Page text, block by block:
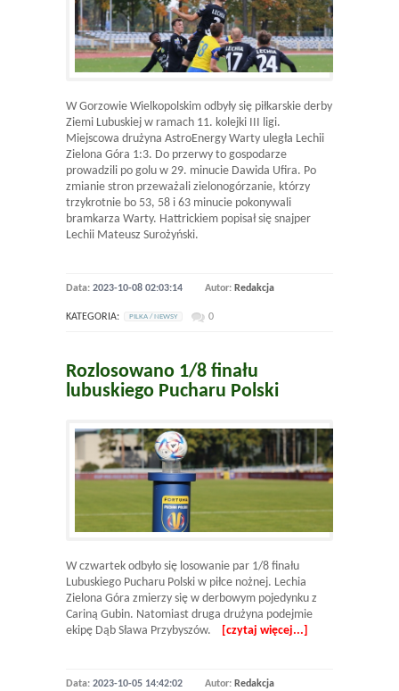
W Gorzowie Wielkopolskim odbyły się piłkarskie derby
Ziemi Lubuskiej w ramach 11. kolejki III ligi.
Miejscowa drużyna AstroEnergy Warty uległa Lechii
Zielona Góra 1:3. Do przerwy to gospodarze
prowadzili po golu w 29. minucie Dawida Ufira. Po
zmianie stron przeważali zielonogórzanie, którzy
trzykrotnie bo 53, 58 i 63 minucie pokonywali
bramkarza Warty. Hattrickiem popisał się snajper
Lechii Mateusz Surożyński.
Data: 2023-10-08 02:03:14 Autor: Redakcja
KATEGORIA: PILKA / NEWSY 0
Rozlosowano 1/8 finału
lubuskiego Pucharu Polski
W czwartek odbyło się losowanie par 1/8 finału
Lubuskiego Pucharu Polski w piłce nożnej. Lechia
Zielona Góra zmierzy się w derbowym pojedynku z
Cariną Gubin. Natomiast druga drużyna podejmie
ekipę Dąb Sława Przybyszów.
[czytaj więcej...]
Data: 2023-10-05 14:42:02 Autor: Redakcja